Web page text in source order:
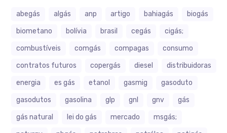
abegás algás anp artigo bahiagás
biogás
biometano
bolívia brasil cegás
cigás;
combustíveis
comgás compagas
consumo
contratos futuros
copergás diesel
distribuidoras
energia
es gás etanol gasmig
gasoduto
gasodutos
gasolina glp gnl gnv
gás
gás natural
lei do gás mercado
msgás;